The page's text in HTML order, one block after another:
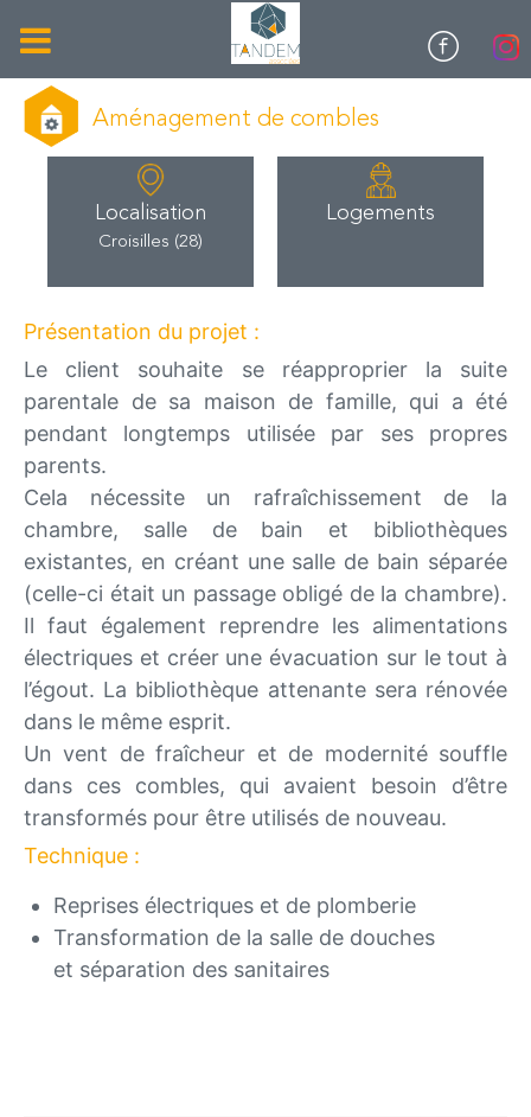
Aménagement de combles
Localisation
Croisilles (28)
Logements
Présentation du projet :
Le client souhaite se réapproprier la suite
parentale de sa maison de famille, qui a été
pendant longtemps utilisée par ses propres
parents.
Cela nécessite un rafraîchissement de la
chambre, salle de bain et bibliothèques
existantes, en créant une salle de bain séparée
(celle-ci était un passage obligé de la chambre).
Il faut également reprendre les alimentations
électriques et créer une évacuation sur le tout à
l’égout. La bibliothèque attenante sera rénovée
dans le même esprit.
Un vent de fraîcheur et de modernité souffle
dans ces combles, qui avaient besoin d’être
transformés pour être utilisés de nouveau.
Technique :
Reprises électriques et de plomberie
Transformation de la salle de douches
et séparation des sanitaires